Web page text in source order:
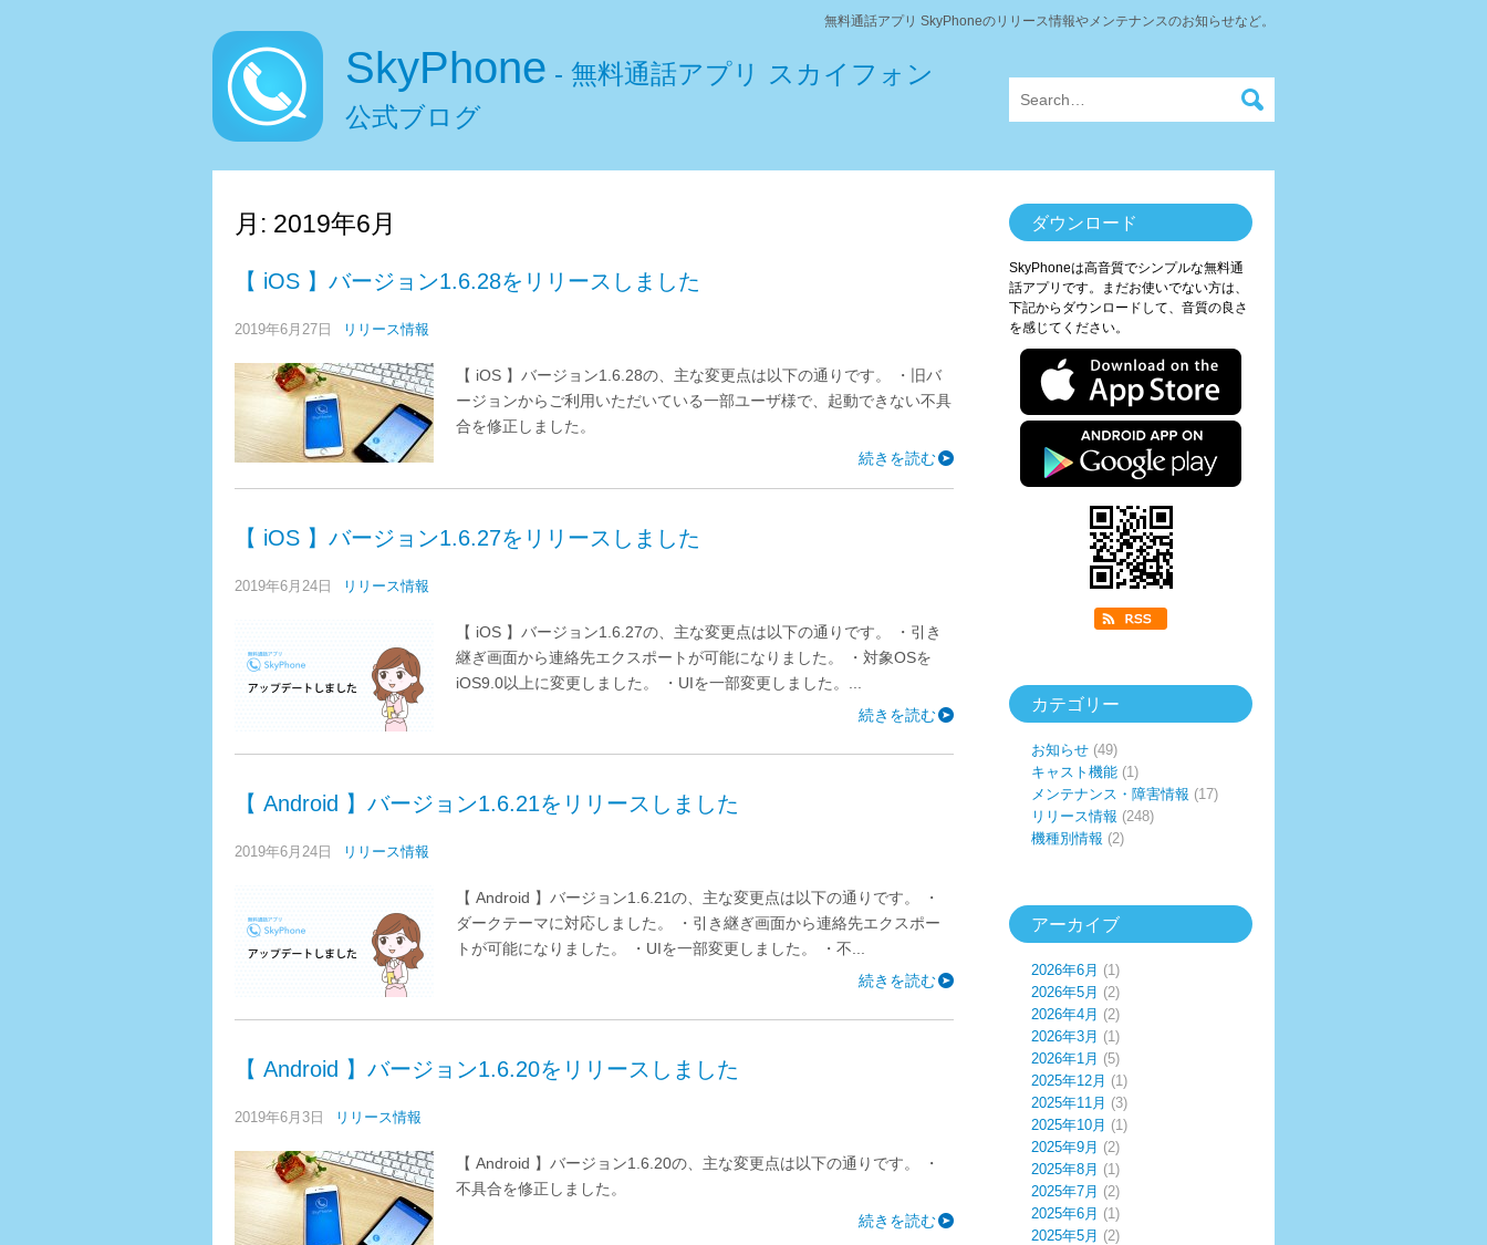
無料通話アプリ SkyPhoneのリリース情報やメンテナンスのお知らせなど。
SkyPhone - 無料通話アプリ スカイフォン
公式ブログ
月: 2019年6月
【 iOS 】バージョン1.6.28をリリースしました
2019年6月27日 リリース情報
【 iOS 】バージョン1.6.28の、主な変更点は以下の通りです。 ・旧バ
ージョンからご利用いただいている一部ユーザ様で、起動できない不具
合を修正しました。
続きを読む
【 iOS 】バージョン1.6.27をリリースしました
2019年6月24日 リリース情報
【 iOS 】バージョン1.6.27の、主な変更点は以下の通りです。 ・引き
継ぎ画面から連絡先エクスポートが可能になりました。 ・対象OSを
iOS9.0以上に変更しました。 ・UIを一部変更しました。...
続きを読む
【 Android 】バージョン1.6.21をリリースしました
2019年6月24日 リリース情報
【 Android 】バージョン1.6.21の、主な変更点は以下の通りです。 ・
ダークテーマに対応しました。 ・引き継ぎ画面から連絡先エクスポー
トが可能になりました。 ・UIを一部変更しました。 ・不...
続きを読む
【 Android 】バージョン1.6.20をリリースしました
2019年6月3日 リリース情報
【 Android 】バージョン1.6.20の、主な変更点は以下の通りです。 ・
不具合を修正しました。
続きを読む
ダウンロード
SkyPhoneは高音質でシンプルな無料通
話アプリです。まだお使いでない方は、
下記からダウンロードして、音質の良さ
を感じてください。
カテゴリー
お知らせ (49)
キャスト機能 (1)
メンテナンス・障害情報 (17)
リリース情報 (248)
機種別情報 (2)
アーカイブ
2026年6月 (1)
2026年5月 (2)
2026年4月 (2)
2026年3月 (1)
2026年1月 (5)
2025年12月 (1)
2025年11月 (3)
2025年10月 (1)
2025年9月 (2)
2025年8月 (1)
2025年7月 (2)
2025年6月 (1)
2025年5月 (2)